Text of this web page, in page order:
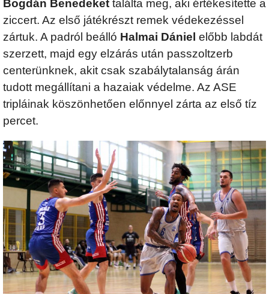
Bogdán Benedeket találta meg, aki értékesítette a
ziccert. Az első játékrészt remek védekezéssel
zártuk. A padról beálló Halmai Dániel előbb labdát
szerzett, majd egy elzárás után passzoltzerb
centerünknek, akit csak szabálytalanság árán
tudott megállítani a hazaiak védelme. Az ASE
tripláinak köszönhetően előnnyel zárta az első tíz
percet.